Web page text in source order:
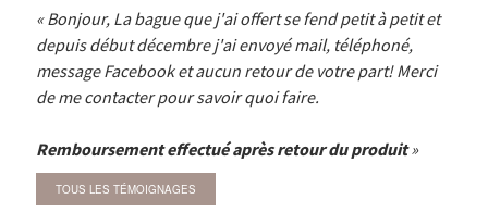
Bonjour, La bague que j'ai offert se fend petit à petit et
depuis début décembre j'ai envoyé mail, téléphoné,
message Facebook et aucun retour de votre part! Merci
de me contacter pour savoir quoi faire.
Remboursement effectué après retour du produit
TOUS LES TÉMOIGNAGES